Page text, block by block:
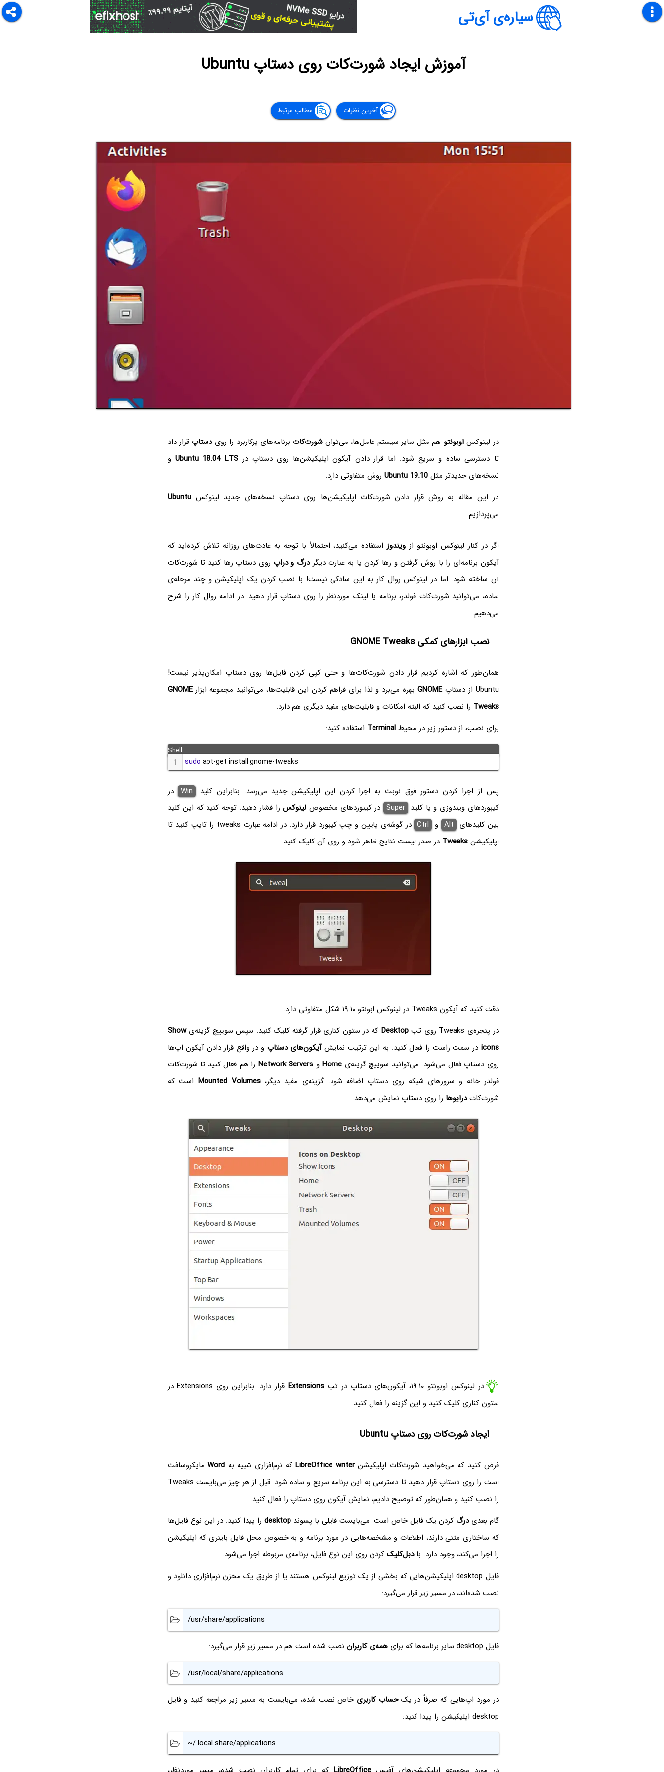
سیاره‌ی آی‌تی
آموزش ایجاد شورت‌کات روی دستاپ Ubuntu
آخرین نظرات مطالب مرتبط
در لینوکساوبونتو هم مثل سایر سیستم عامل‌ها، می‌توانشورت‌کات برنامه‌های پرکاربرد را رویدستاپقرار داد
تا دسترسی ساده و سریع شود. اما قرار دادن آیکون اپلیکیشن‌ها روی دستاپ درUbuntu 18.04 LTS و
نسخه‌های جدیدتر مثلUbuntu 19.10 روش متفاوتی دارد.
در این مقاله به روش قرار دادن شورت‌کات اپلیکیشن‌ها روی دستاپ نسخه‌های جدید لینوکسUbuntu
می‌پردازیم.
اگر در کنار لینوکس اوبونتو ازویندوزاستفاده می‌کنید، احتمالاً با توجه به عادت‌های روزانه تلاش کرده‌اید که
آیکون برنامه‌ای را با روش گرفتن و رها کردن یا به عبارت دیگردرگ و دراپ روی دستاپ رها کنید تا شورت‌کات
آن ساخته شود. اما در لینوکس روال کار به این سادگی نیست! با نصب کردن یک اپلیکیشن و چند مرحله‌ی
ساده، می‌توانید شورت‌کات فولدر، برنامه یا لینک موردنظر را روی دستاپ قرار دهید. در ادامه روال کار را شرح
می‌دهیم.
نصب ابزارهای کمکی GNOME Tweaks
همان‌طور که اشاره کردیم قرار دادن شورت‌کات‌ها و حتی کپی کردن فایل‌ها روی دستاپ امکان‌پذیر نیست!
Ubuntu از دستاپ
GNOME بهره می‌برد و لذا برای فراهم کردن این قابلیت‌ها، می‌توانید مجموعه ابزارGNOME
Tweaks را نصب کنید که البته امکانات و قابلیت‌های مفید دیگری هم دارد.
برای نصب، از دستور زیر در محیطTerminal استفاده کنید:
1 sudo apt-get install gnome-tweaks
پس از اجرا کردن دستور فوق نوبت به اجرا کردن این اپلیکیشن جدید می‌رسد. بنابراین کلید Win در
کیبوردهای ویندوزی و یا کلید Super در کیبوردهای مخصوص لینوکسرا فشار دهید. توجه کنید که این کلید
بین کلیدهای Alt و Ctrl
در گوشه‌ی پایین و چپ کیبورد قرار دارد. در ادامه عبارت tweaks را تایپ کنید تا
اپلیکیشنTweaks در صدر لیست نتایج ظاهر شود و روی آن کلیک کنید.
دقت کنید که آیکون Tweaks در لینوکس ابونتو ۱۹.۱۰ شکل متفاوتی دارد.
در پنجره‌ی Tweaks روی تب
Desktop که در ستون کناری قرار گرفته کلیک کنید. سپس سوییچ گزینه‌یShow
icons در سمت راست را فعال کنید. به این ترتیب نمایشآیکون‌های دستاپ و در واقع قرار دادن آیکون اپ‌ها
روی دستاپ فعال می‌شود. می‌توانید سوییچ گزینه‌ی Home و Network Servers را هم فعال کنید تا شورت‌کات
فولدر خانه و سرورهای شبکه روی دستاپ اضافه شود. گزینه‌ی مفید دیگر،Mounted Volumes است که
شورت‌کاتدرایوها را روی دستاپ نمایش می‌دهد.
در لینوکس اوبونتو ۱۹.۱۰، آیکون‌های دستاپ در تب Extensions
قرار دارد. بنابراین روی Extensions در
ستون کناری کلیک کنید و این گزینه را فعال کنید.
ایجاد شورت‌کات روی دستاپ Ubuntu
فرض کنید که می‌خواهید شورت‌کات اپلیکیشنLibreOffice writerکه نرم‌افزاری شبیه به Wordمایکروسافت
است را روی دستاپ قرار دهید تا دسترسی به این برنامه سریع و ساده شود. قبل از هر چیز می‌بایست Tweaks
را نصب کنید و همان‌طور که توضیح دادیم، نمایش آیکون روی دستاپ را فعال کنید.
گام بعدیدرگ کردن یک فایل خاص است. می‌بایست فایلی با پسوندdesktop را پیدا کنید. در این نوع فایل‌ها
که ساختاری متنی دارند، اطلاعات و مشخصه‌هایی در مورد برنامه و به خصوص محل فایل باینری که اپلیکیشن
را اجرا می‌کند، وجود دارد. بادبل‌کلیک کردن روی این نوع فایل، برنامه‌ی مربوطه اجرا می‌شود.
فایل desktop اپلیکیشن‌هایی که بخشی از یک توزیع لینوکس هستند یا از طریق یک مخزن نرم‌افزاری دانلود و
نصب شده‌اند، در مسیر زیر قرار می‌گیرد:
/usr/share/applications
فایل desktop سایر برنامه‌ها که برای همه‌ی کاربران نصب شده است هم در مسیر زیر قرار می‌گیرد:
/usr/local/share/applications
در مورد اپ‌هایی که صرفاً در یکحساب کاربری خاص نصب شده، می‌بایست به مسیر زیر مراجعه کنید و فایل
desktop اپلیکیشن را پیدا کنید:
~/.local.share/applications